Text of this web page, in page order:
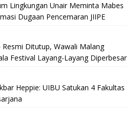
Lingkungan Unair Meminta Mabes
Dugaan Pencemaran JIIPE
Resmi Ditutup, Wawali Malang
Festival Layang-Layang Diperbesar
Heppie: UIBU Satukan 4 Fakultas